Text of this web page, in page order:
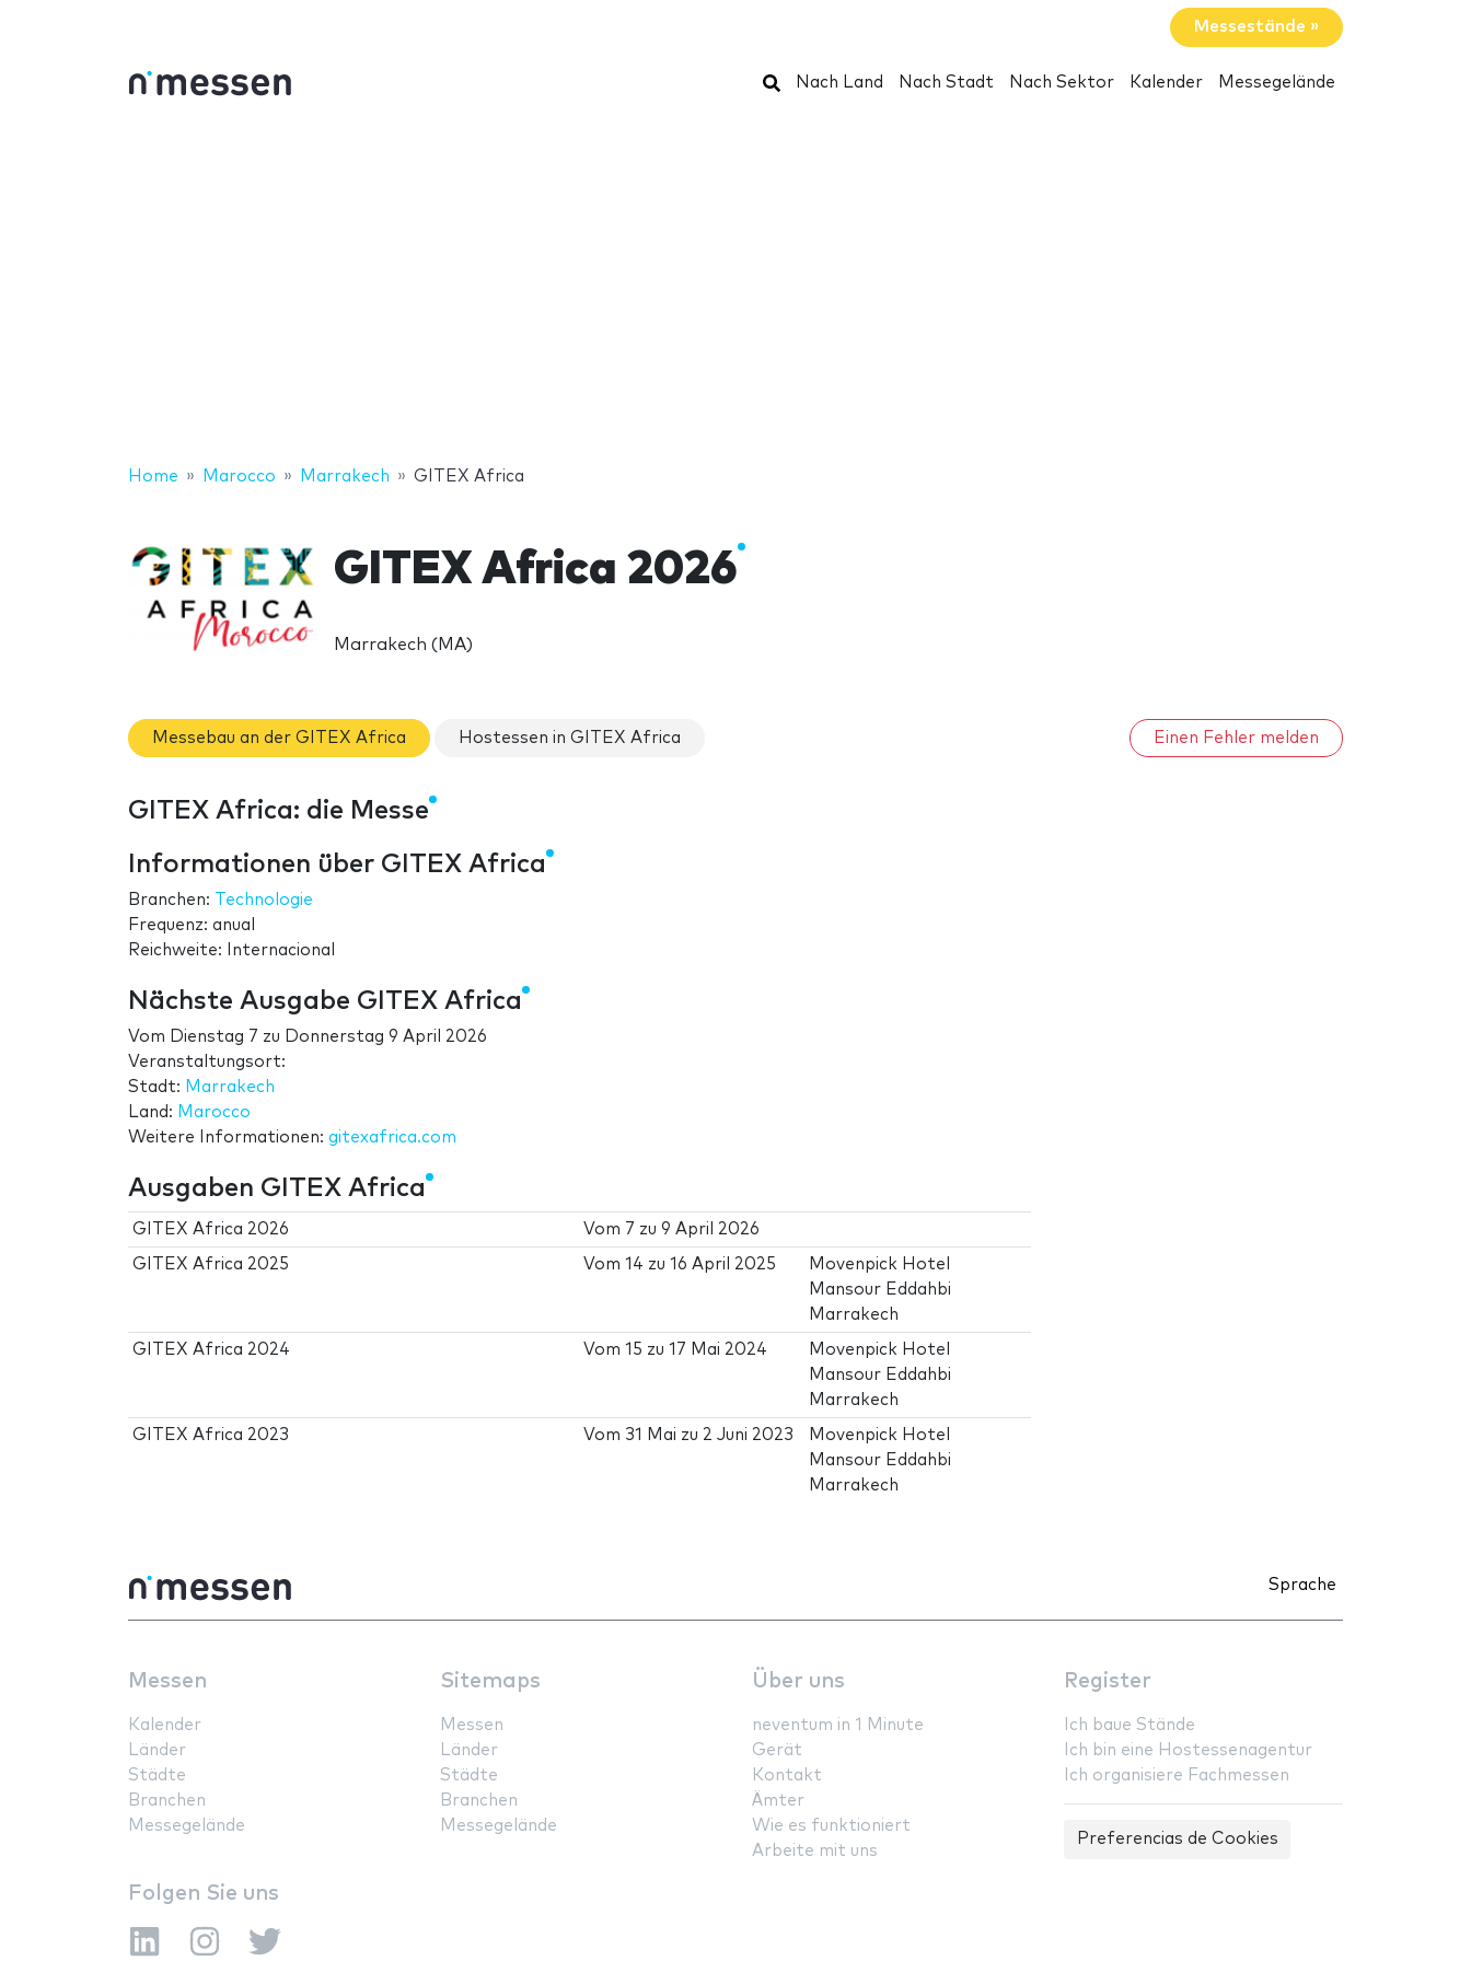
Messestände »
Suchen
Nach Land Nach Stadt Nach Sektor Kalender Messegelände
Home Marocco Marrakech GITEX Africa
GITEX Africa 2026
Marrakech (MA)
Messebau an der GITEX Africa Hostessen in GITEX Africa Einen Fehler melden
GITEX Africa: die Messe
Informationen über GITEX Africa
Branchen:
Technologie
Frequenz: anual
Reichweite: Internacional
Nächste Ausgabe GITEX Africa
Vom Dienstag 7 zu Donnerstag 9 April 2026
Veranstaltungsort:
Stadt: Marrakech
Land: Marocco
Weitere Informationen: gitexafrica.com
Ausgaben GITEX Africa
GITEX Africa 2026 Vom 7 zu9 April 2026
GITEX Africa 2025 Vom14 zu16 April 2025
Movenpick Hotel
Mansour Eddahbi
Marrakech
GITEX Africa 2024 Vom15 zu17 Mai 2024
Movenpick Hotel
Mansour Eddahbi
Marrakech
GITEX Africa 2023 Vom 31 Mai zu 2 Juni 2023
Movenpick Hotel
Mansour Eddahbi
Marrakech
Sprache
Messen
Kalender
Länder
Städte
Branchen
Messegelände
Sitemaps
Messen
Länder
Städte
Branchen
Messegelände
Über uns
neventum in 1 Minute
Gerät
Kontakt
Ämter
Wie es funktioniert
Arbeite mit uns
Register
Ich baue Stände
Ich bin eine Hostessenagentur
Ich organisiere Fachmessen
Preferencias de Cookies
Folgen Sie uns